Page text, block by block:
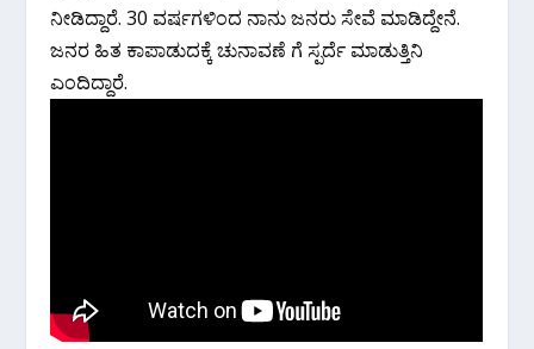
ನೀಡಿದ್ದಾರೆ. 30 ವರ್ಷಗಳಿಂದ ನಾನು ಜನರು ಸೇವೆ ಮಾಡಿದ್ದೇನೆ.
ಜನರ ಹಿತ ಕಾಪಾಡುದಕ್ಕೆ ಚುನಾವಣೆ ಗೆ ಸ್ಪರ್ದೆ ಮಾಡುತ್ತಿನಿ
ಎಂದಿದ್ದಾರೆ.